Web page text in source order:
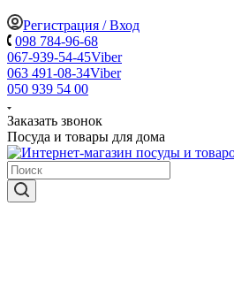
Регистрация / Вход
098 784-96-68
067-939-54-45Viber
063 491-08-34Viber
050 939 54 00
Заказать звонок
Посуда и товары для дома